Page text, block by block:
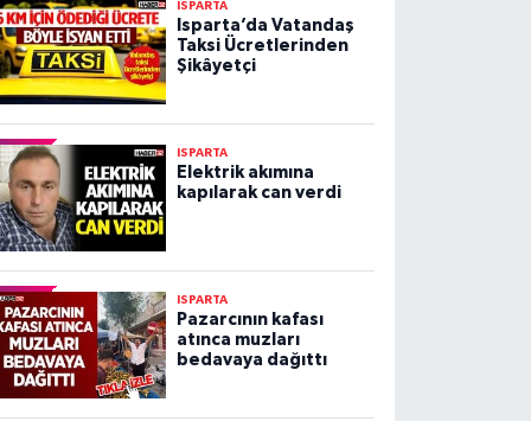
ISPARTA
Isparta’da Vatandaş
Taksi Ücretlerinden
Şikâyetçi
ISPARTA
Elektrik akımına
kapılarak can verdi
ISPARTA
Pazarcının kafası
atınca muzları
bedavaya dağıttı